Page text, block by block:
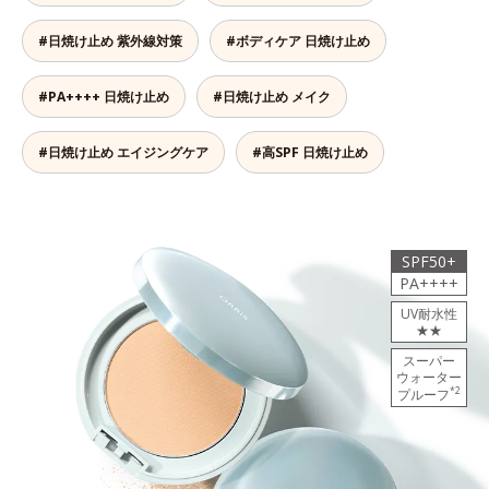
#日焼け止め 紫外線対策 #ボディケア 日焼け止め
#PA++++ 日焼け止め #日焼け止め メイク
#日焼け止め エイジングケア #高SPF 日焼け止め
SPF50+
PA++++
UV耐水性
★★
スーパー
ウォーター
プルーフ*2